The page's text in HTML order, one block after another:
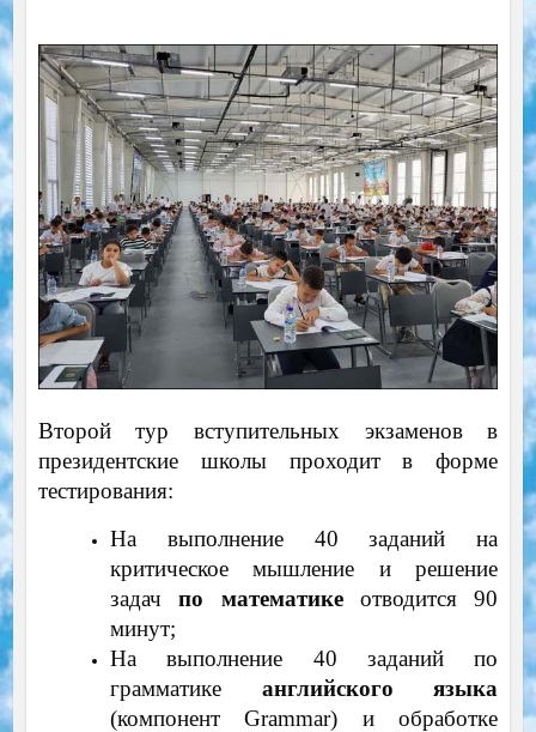
Второй тур вступительных экзаменов в
президентские школы проходит в форме
тестирования:
На выполнение 40 заданий на
критическое мышление и решение
задачпо математикеотводится 90
минут;
На выполнение 40 заданий по
грамматике английского языка
(компонент Grammar) и обработке